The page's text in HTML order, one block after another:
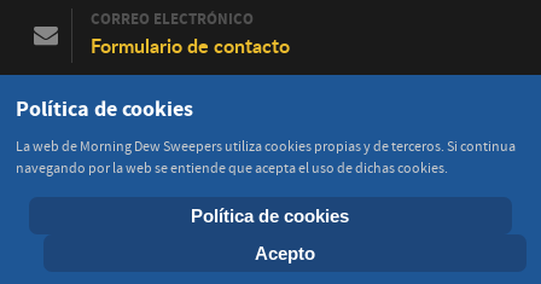
CORREO ELECTRÓNICO
Formulario de contacto
FACEBOOK
© 2015 - 2026 Morning Dew Sweepers
Política de cookies
La web de Morning Dew Sweepers utiliza cookies propias y de terceros. Si continua
navegando por la web se entiende que acepta el uso de dichas cookies.
Política de cookies
Acepto